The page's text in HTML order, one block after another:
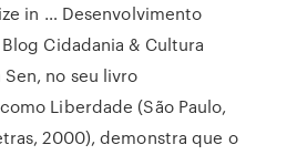
in … Desenvolvimento
Cidadania & Cultura
no seu livro
Liberdade (São Paulo,
2000), demonstra que o